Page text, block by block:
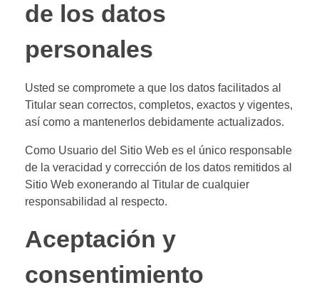
de los datos
personales
Usted se compromete a que los datos facilitados al
Titular sean correctos, completos, exactos y vigentes,
así como a mantenerlos debidamente actualizados.
Como Usuario del Sitio Web es el único responsable
de la veracidad y corrección de los datos remitidos al
Sitio Web exonerando al Titular de cualquier
responsabilidad al respecto.
Aceptación y
consentimiento